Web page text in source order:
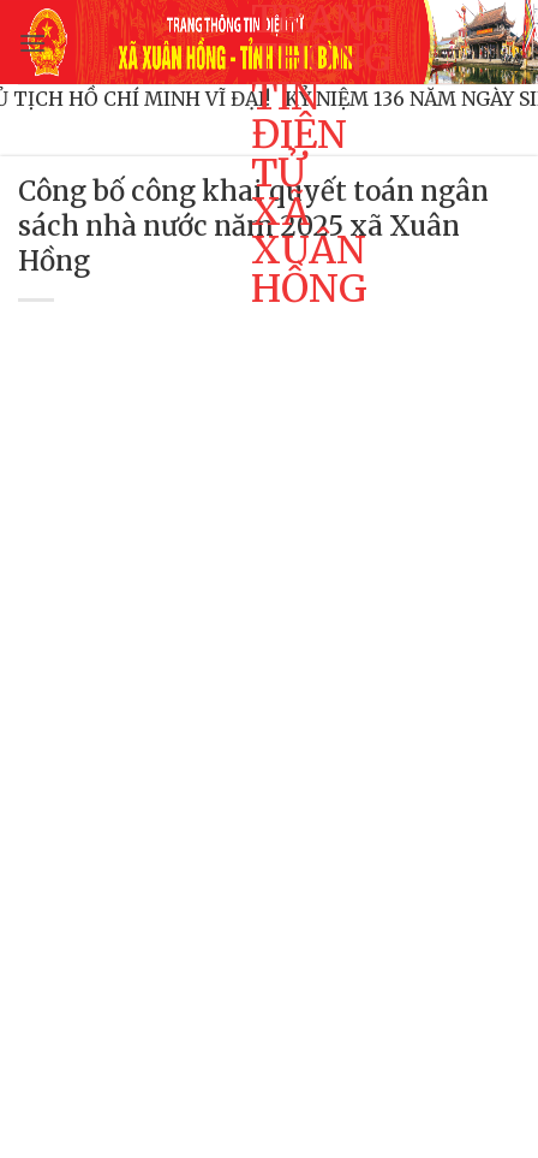
qua
dung
TRANG
THÔNG
TIN
ĐIỆN
TỬ
XÃ
XUÂN
HỒNG
TỊCH HỒ CHÍ MINH VĨ ĐẠI! KỶ NIỆM 136 NĂM
Công bố công khai quyết toán ngân
sách nhà nước năm 2025 xã Xuân
Hồng